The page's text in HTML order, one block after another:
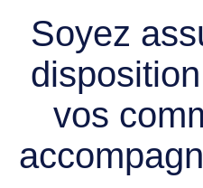
Soyez
vos